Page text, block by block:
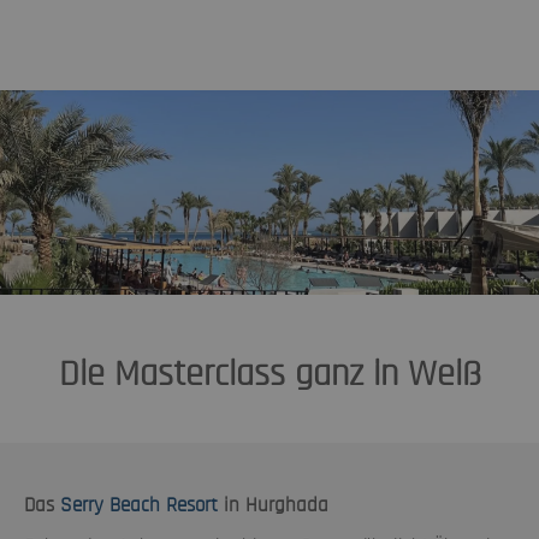
Die Masterclass ganz in Weiß
Das Serry Beach Resort in Hurghada